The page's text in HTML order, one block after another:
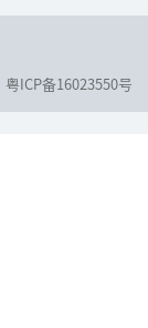
粤ICP备16023550号